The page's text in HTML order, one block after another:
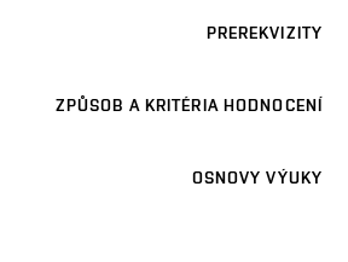
PREREKVIZITY
ZPŮSOB A KRITÉRIA HODNOCENÍ
OSNOVY VÝUKY